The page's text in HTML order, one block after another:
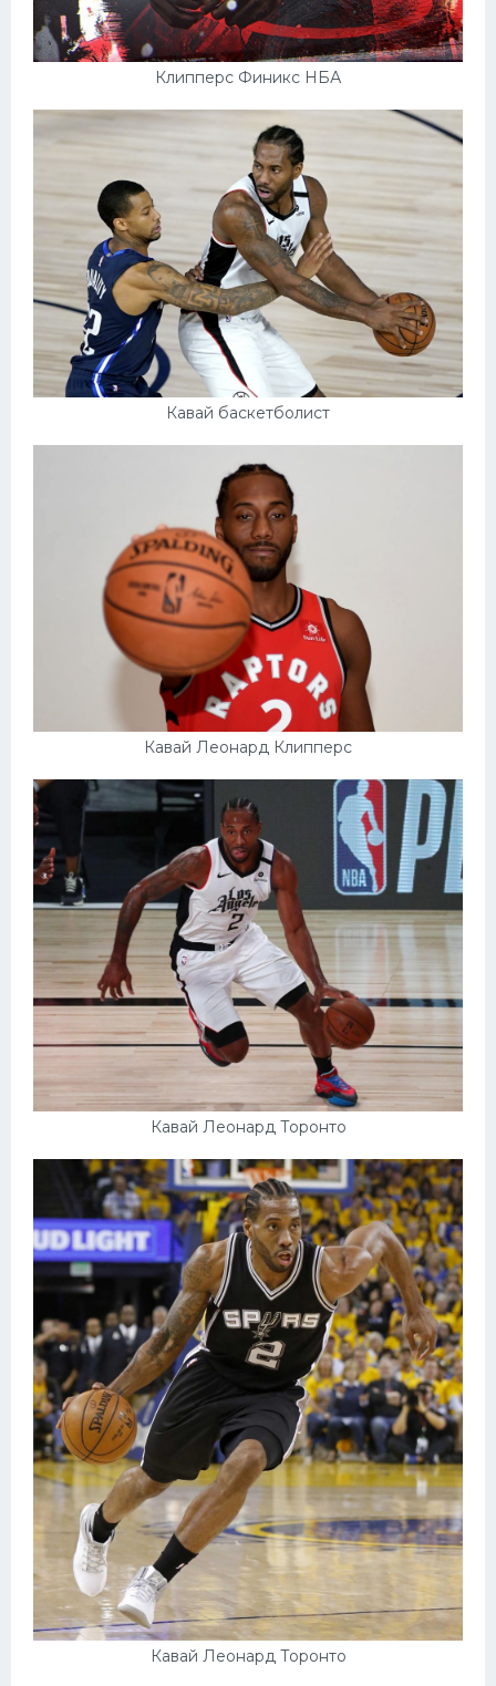
Клипперс Финикс НБА
Кавай баскетболист
Кавай Леонард Клипперс
Кавай Леонард Торонто
Кавай Леонард Торонто